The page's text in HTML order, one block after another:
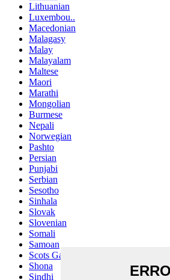
Lithuanian
Luxembou..
Macedonian
Malagasy
Malay
Malayalam
Maltese
Maori
Marathi
Mongolian
Burmese
Nepali
Norwegian
Pashto
Persian
Punjabi
Serbian
Sesotho
Sinhala
Slovak
Slovenian
Somali
Samoan
Scots Gaelic
Shona
Sindhi